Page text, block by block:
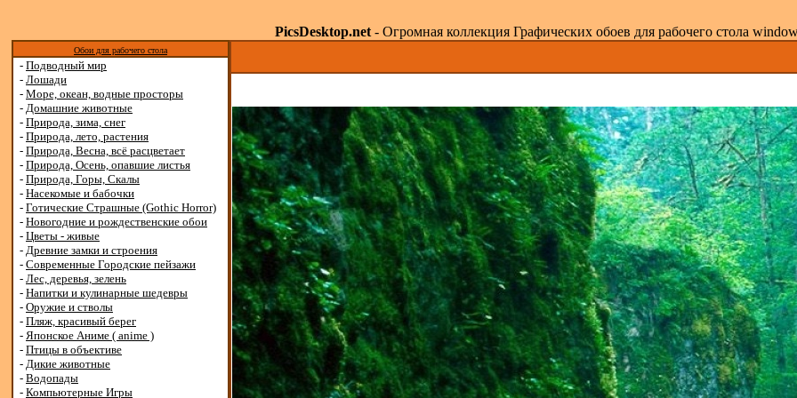
PicsDesktop.net- Огромная коллекция Графических обоев для рабочего стола
Обои для рабочего стола
- Подводный мир
- Лошади
- Море, океан, водные просторы
- Домашние животные
- Природа, зима, снег
- Природа, лето, растения
- Природа, Весна, всё расцветает
- Природа, Осень, опавшие листья
- Природа, Горы, Скалы
- Насекомые и бабочки
- Готические Страшные (Gothic Horror)
- Новогодние и рождественские обои
- Цветы - живые
- Древние замки и строения
- Современные Городские пейзажи
- Лес, деревья, зелень
- Напитки и кулинарные шедевры
- Оружие и стволы
- Пляж, красивый берег
- Японское Аниме ( anime )
- Птицы в объективе
- Дикие животные
- Водопады
- Компьютерные Игры